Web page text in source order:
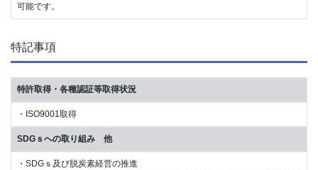
可能です。
特記事項
特許取得・各種認証等取得状況
・ISO9001取得
SDGｓへの取り組み 他
・SDGｓ及び脱炭素経営の推進